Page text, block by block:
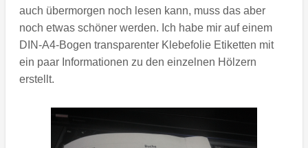
auch übermorgen noch lesen kann, muss das aber
noch etwas schöner werden. Ich habe mir auf einem
DIN-A4-Bogen transparenter Klebefolie Etiketten mit
ein paar Informationen zu den einzelnen Hölzern
erstellt.